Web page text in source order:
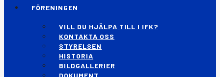
FÖRENINGEN
VILL DU HJÄLPA TILL I IFK?
KONTAKTA OSS
STYRELSEN
HISTORIA
BILDGALLERIER
DOKUMENT